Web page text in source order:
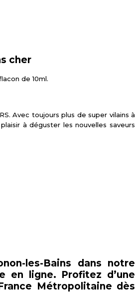
cher
de 10ml.
Avec toujours plus de super vilains à
à déguster les nouvelles saveurs
les-Bains dans notre
en ligne. Profitez d’une
Métropolitaine dès